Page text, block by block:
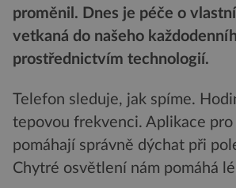
proměnil. Dnes je péče o
vetkaná do našeho
prostřednictvím technologií.
Telefon sleduje, jak spíme.
tepovou frekvenci. Aplikace pro
pomáhají správně dýchat při
Chytré osvětlení nám pomáhá